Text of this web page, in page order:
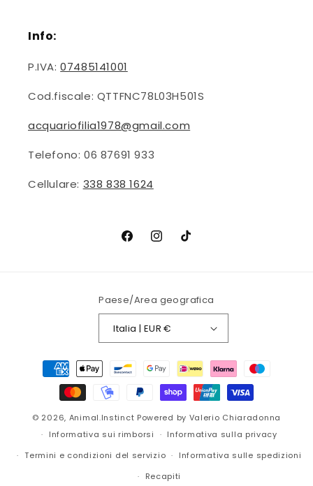
Info:
P.IVA:07485141001
Cod.fiscale: QTTFNC78L03H501S
acquariofilia1978@gmail.com
Telefono: 06 87691 933
Cellulare: 338 838 1624
FacebookInstagram
TikTok
Paese/Area geografica
Italia | EUR €
Metodi
pagamento
© 2026, Animal.Instinct Powered by Valerio Chiaradonna
Informativa sui rimborsi
Informativa sulla privacy
Termini e condizioni del servizio
Informativa sulle spedizioni
Recapiti